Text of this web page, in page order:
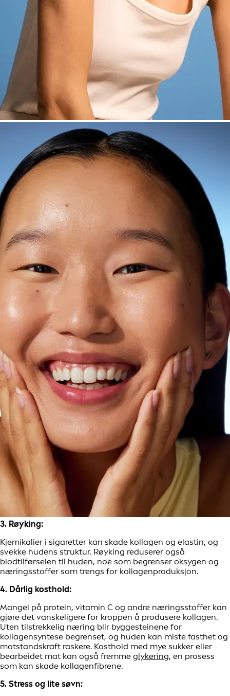
3. Røyking:
Kjemikalier i sigaretter kan skade kollagen og elastin, og
svekke hudens struktur. Røyking reduserer også
blodtilførselen til huden, noe som begrenser oksygen og
næringsstoffer som trengs for kollagenproduksjon.
4. Dårlig kosthold:
Mangel på protein, vitamin C og andre næringsstoffer kan
gjøre det vanskeligere for kroppen å produsere kollagen.
Uten tilstrekkelig næring blir byggesteinene for
kollagensyntese begrenset, og huden kan miste fasthet og
motstandskraft raskere. Kosthold med mye sukker eller
bearbeidet mat kan også fremme glykering, en prosess
som kan skade kollagenfibrene.
5. Stress og lite søvn: